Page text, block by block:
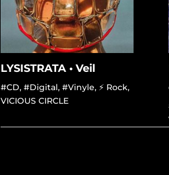
LYSISTRATA • Veil
#CD,#Digital,#Vinyle, ⚡ Rock,
VICIOUS CIRCLE